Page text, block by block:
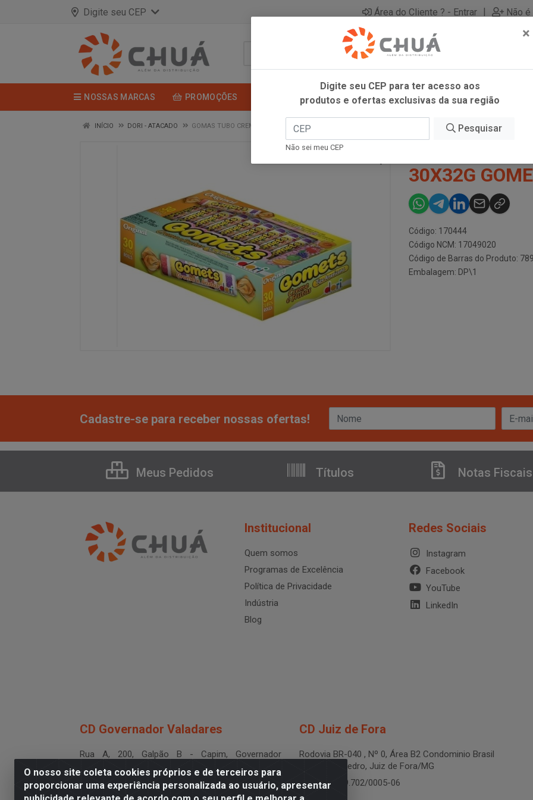
Digite seu CEP Área do Cliente ? - Entrar | Não
NOSSAS MARCAS PROMOÇÕES
INÍCIO DORI - ATACADO GOMAS TUBO CREME FRUTAS 30X32G GOMETS
GOMAS
30X32G
Código: 170444
Código NCM: 17049020
Código de Barras do Produto:
Embalagem: DP\1
O nosso site coleta cookies próprios e de terceiros para
proporcionar uma experiência personalizada ao usuário, apresentar
Cadastre-se para receber nossas ofertas!
Meus Pedidos Títulos Notas Fiscais
Institucional
Quem somos
Programas de Excelência
Política de Privacidade
Indústria
Blog
Redes Sociais
Instagram
Facebook
YouTube
LinkedIn
CD Governador Valadares
Rua A, 200, Galpão B - Capim, Governador
Valadares/MG - CEP 35.024-400
CNPJ 19.199.702/0003-36
CD Juiz de Fora
Rodovia BR-040 , Nº 0, Área B2 Condominio Brasil
LOG - São Pedro, Juiz de Fora/MG
CNPJ 19.199.702/0005-06
×
Digite seu CEP para ter acesso aos
produtos e ofertas exclusivas da sua região
Pesquisar
Não sei meu CEP